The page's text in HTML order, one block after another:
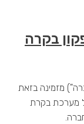
בקרה
מזמינה בזאת
מערכת בקרת